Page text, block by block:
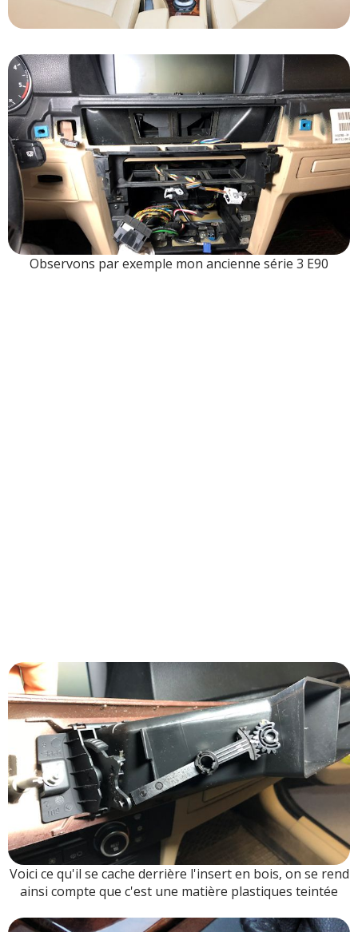
Observons par exemple mon ancienne série 3 E90
Voici ce qu'il se cache derrière l'insert en bois, on se rend
ainsi compte que c'est une matière plastiques teintée